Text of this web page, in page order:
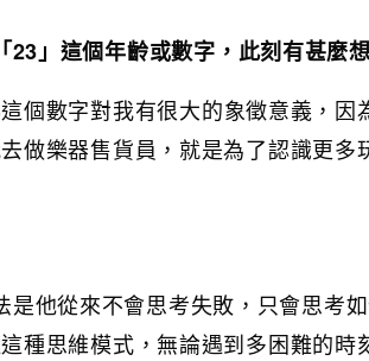
」這個年齡或數字，此刻有甚麼
個數字對我有很大的象徵意義，因
做樂器售貨員，就是為了認識更多
他從來不會思考失敗，只會思考
種思維模式，無論遇到多困難的時